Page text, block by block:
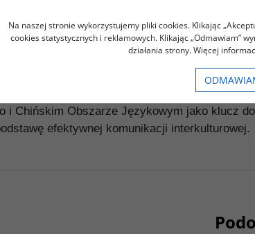
oraz buddyzmu. Członek Instytutu
(Tajpej), założyciel i dyrektor Centrum
sinologicznych, m.in. w języku chińskim,
蔡素明 Cai Suming), sinolog językoznawca z
sinologicznego, glottodydaktyki
i Chińskim Obszarze Językowym jako klucz
efektywnej komunikacji interkulturowej.
Na naszej stronie wykorzystujemy pliki cookies. Klikając
cookies statystycznych i reklamowych. Klikając „Odmawiam”
działania strony. Więcej